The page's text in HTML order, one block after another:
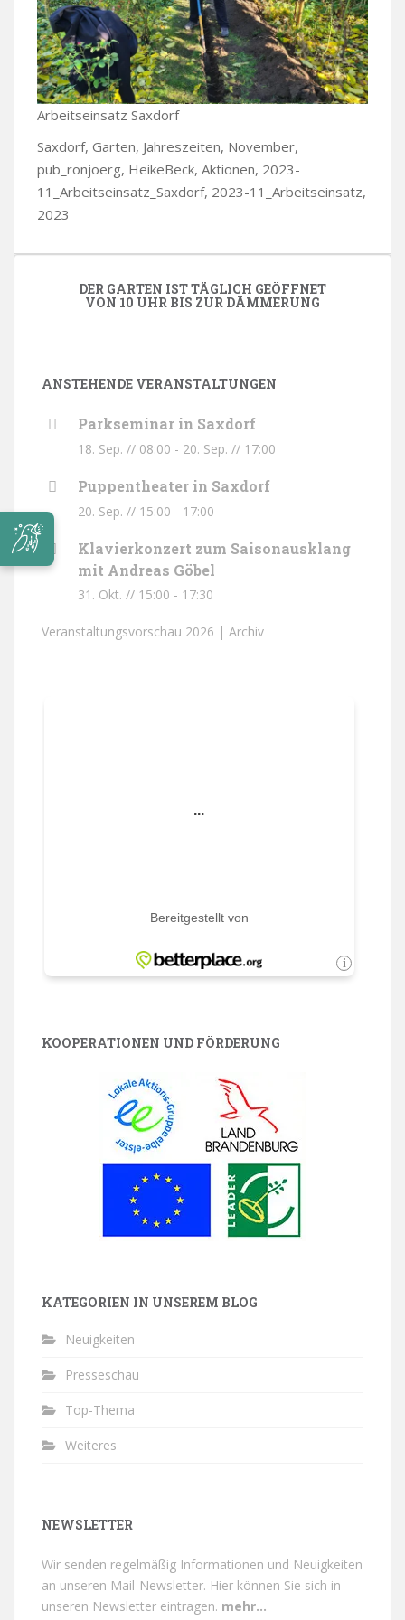
Arbeitseinsatz Saxdorf
Saxdorf, Garten, Jahreszeiten, November,
pub_ronjoerg, HeikeBeck, Aktionen, 2023-
11_Arbeitseinsatz_Saxdorf, 2023-11_Arbeitseinsatz,
2023
DER GARTEN IST TÄGLICH GEÖFFNET
VON 10 UHR BIS ZUR DÄMMERUNG
ANSTEHENDE VERANSTALTUNGEN
Parkseminar in Saxdorf
18. Sep. // 08:00 - 20. Sep. // 17:00
Puppentheater in Saxdorf
20. Sep. // 15:00 - 17:00
Klavierkonzert zum Saisonausklang
mit Andreas Göbel
31. Okt. // 15:00 - 17:30
Veranstaltungsvorschau 2026 | Archiv
KOOPERATIONEN UND FÖRDERUNG
KATEGORIEN IN UNSEREM BLOG
Neuigkeiten
Presseschau
Top-Thema
Weiteres
NEWSLETTER
Wir senden regelmäßig Informationen und Neuigkeiten
an unseren Mail-Newsletter. Hier können Sie sich in
unseren Newsletter eintragen. mehr...